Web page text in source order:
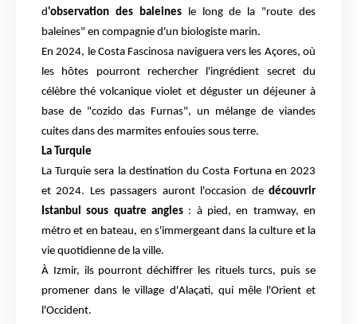
d'observation des baleinesle long de la "route des
baleines" en compagnie d'un biologiste marin.
En 2024, le Costa Fascinosa naviguera vers les Açores, où
les hôtes pourront rechercher l'ingrédient secret du
célèbre thé volcanique violet et déguster un déjeuner à
base de "cozido das Furnas", un mélange de viandes
cuites dans des marmites enfouies sous terre.
La Turquie
La Turquie sera la destination du Costa Fortuna en 2023
et 2024. Les passagers auront l'occasion de découvrir
Istanbul sous quatre angles : à pied, en tramway, en
métro et en bateau, en s'immergeant dans la culture et la
vie quotidienne de la ville.
À Izmir, ils pourront déchiffrer les rituels turcs, puis se
promener dans le village d'Alaçati, qui mêle l'Orient et
l'Occident.